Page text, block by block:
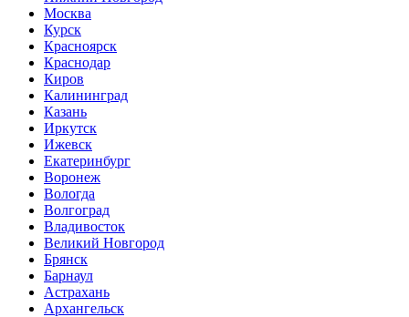
Москва
Курск
Красноярск
Краснодар
Киров
Калининград
Казань
Иркутск
Ижевск
Екатеринбург
Воронеж
Вологда
Волгоград
Владивосток
Великий Новгород
Брянск
Барнаул
Астрахань
Архангельск